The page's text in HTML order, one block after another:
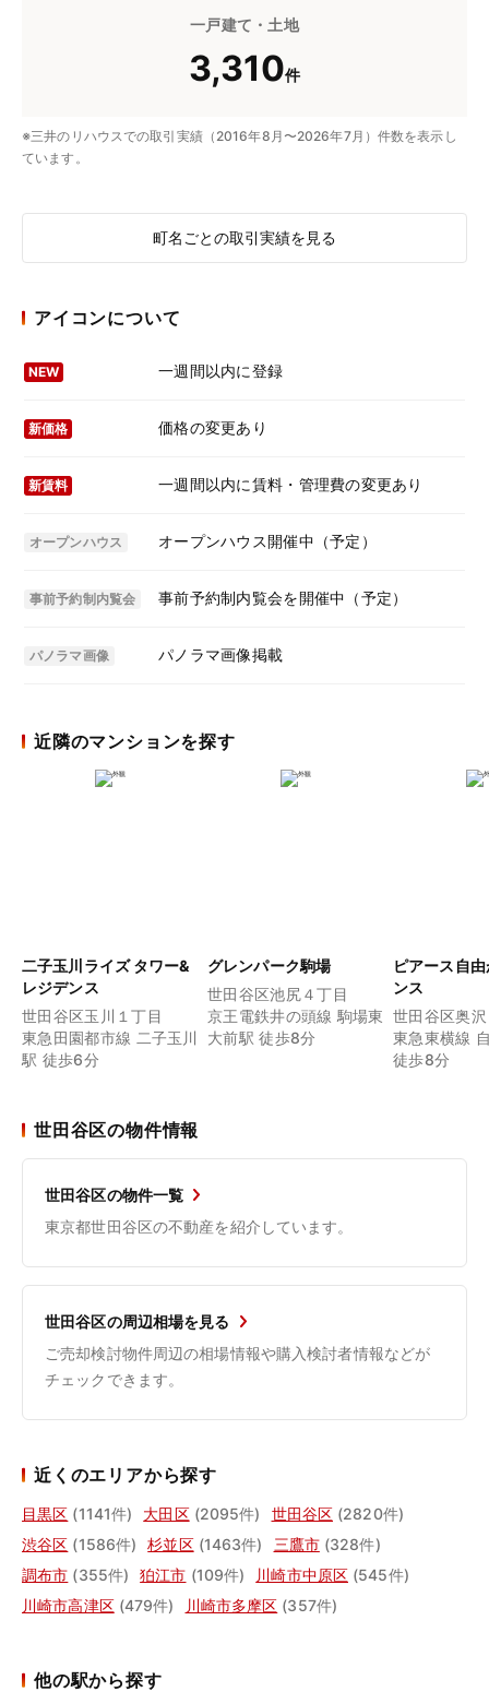
一戸建て・土地
3,310件
※三井のリハウスでの取引実績（2016年8月〜2026年7月）件数を表示し
ています。
町名ごとの取引実績を見る
アイコンについて
NEW 一週間以内に登録
新価格 価格の変更あり
新賃料 一週間以内に賃料・管理費の変更あり
オープンハウス オープンハウス開催中（予定）
事前予約制内覧会 事前予約制内覧会を開催中（予定）
パノラマ画像 パノラマ画像掲載
近隣のマンションを探す
二子玉川ライズ タワー&
レジデンス
世田谷区玉川１丁目
東急田園都市線 二子玉川
駅 徒歩6分
グレンパーク駒場
世田谷区池尻４丁目
京王電鉄井の頭線 駒場東
大前駅 徒歩8分
ピアース自
ンス
世田谷区奥
東急東横線
徒歩8分
世田谷区の物件情報
世田谷区の物件一覧
東京都世田谷区の不動産を紹介しています。
世田谷区の周辺相場を見る
ご売却検討物件周辺の相場情報や購入検討者情報などが
チェックできます。
近くのエリアから探す
目黒区 (1141件) 大田区 (2095件) 世田谷区 (2820件)
渋谷区 (1586件) 杉並区 (1463件) 三鷹市 (328件)
調布市 (355件) 狛江市 (109件) 川崎市中原区 (545件)
川崎市高津区 (479件) 川崎市多摩区 (357件)
他の駅から探す